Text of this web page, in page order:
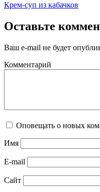
Крем-суп из кабачков
Оставьте
Ваш e-mail не будет
Комментарий
Оповещать о новых
Имя
E-mail
Сайт